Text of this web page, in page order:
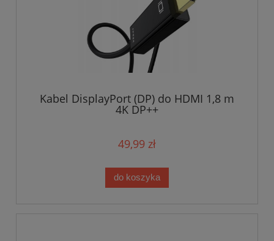
Kabel DisplayPort (DP) do HDMI 1,8 m
4K DP++
49,99 zł
do koszyka